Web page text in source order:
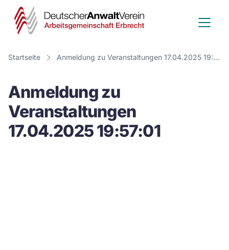
Deutscher
Anwalt
Verein
Startseite Anmeldung zu Veranstaltungen 17.04.2025 19:57:01
Anmeldung zu
Veranstaltungen
17.04.2025 19:57:01